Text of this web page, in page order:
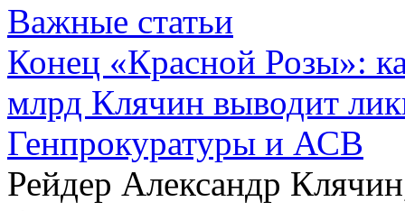
Важные статьи
Конец «Красной Розы»:
млрд Клячин выводит
Генпрокуратуры и АСВ
Рейдер Александр